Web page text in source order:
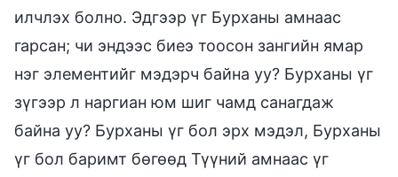
илчлэх болно. Эдгээр үг Бурханы амнаас
гарсан; чи эндээс биеэ тоосон зангийн ямар
нэг элементийг мэдэрч байна уу? Бурханы үг
зүгээр л наргиан юм шиг чамд санагдаж
байна уу? Бурханы үг бол эрх мэдэл, Бурханы
үг бол баримт бөгөөд Түүний амнаас үг